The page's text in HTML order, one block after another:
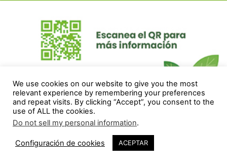
Eventos
We use cookies on our website to give you the most
relevant experience by remembering your preferences
and repeat visits. By clicking “Accept”, you consent to the
use of ALL the cookies.
Do not sell my personal information.
Configuración de cookies ACEPTAR